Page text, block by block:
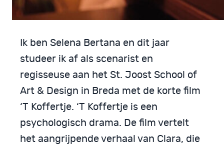
Ik ben Selena Bertana en dit jaar
studeer ik af als scenarist en
regisseuse aan het St. Joost School of
Art & Design in Breda met de korte film
‘T Koffertje. ‘T Koffertje is een
psychologisch drama. De film vertelt
het aangrijpende verhaal van Clara, die